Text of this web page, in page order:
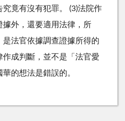
竟有沒有犯罪。 (3)法院作
據外，還要適用法律，所
是法官依據調查證據所得的
作成判斷，並不是「法官愛
的想法是錯誤的。